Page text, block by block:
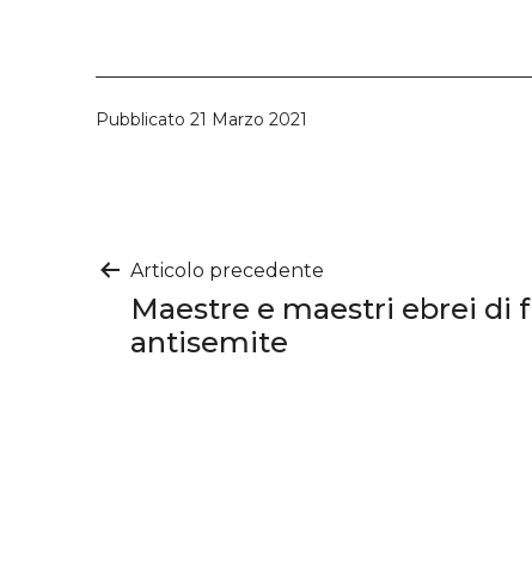
Pubblicato 21 Marzo 2021
Navigazione
articoli
Articolo precedente
Maestre e maestri ebrei di
antisemite